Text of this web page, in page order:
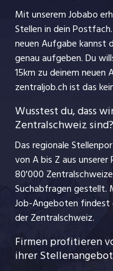
Dein
Steig auf oder
Du willst beruflich
Land wechseln?
deine beruflichen
vielfältiges /
kostenloses
Kursangebot
Kurs.
Es sind die
Geschichte
Praktika
Lehrstellen
Ferienjobs
Führungspositionen
Jobline
Nutzungsbedingungen
Impressum
jobbasel.ch
jobbern.ch
jobmittelland.ch
schaffu.ch (VS)
ajourjob.ch
Mit unserem Jobabo
Stellen in dein
neuen Aufgabe kannst
genau aufgeben. Du
15km zu deinem
zentraljob.ch ist das
Wusstest du, dass
Zentralschweiz sind?
Das regionale
von A bis Z aus
80'000
Suchabfragen
Job-Angeboten findest
der Zentralschweiz.
Firmen profitieren
ihrer